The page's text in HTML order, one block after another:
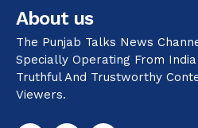
About us
The Punjab Talks News
Specially Operating From
Truthful And Trustworthy
Viewers.